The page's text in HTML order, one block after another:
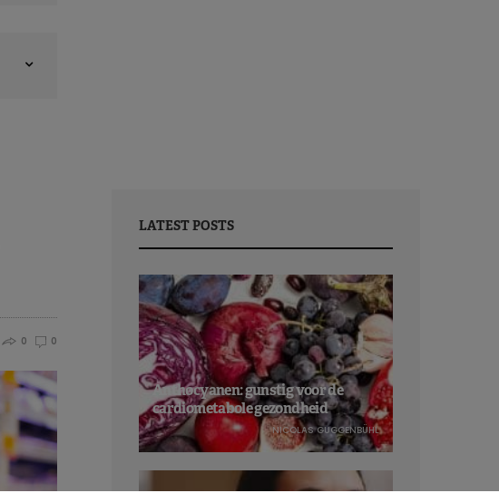
0 0
LATEST POSTS
Anthocyanen: gunstig voor de
cardiometabole gezondheid
NICOLAS GUGGENBÜHL